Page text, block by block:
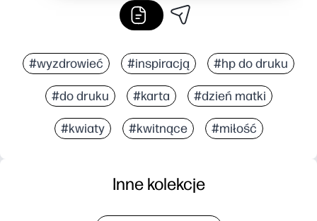
#wyzdrowieć #inspiracją #hp do druku
#do druku #karta #dzień matki
#kwiaty #kwitnące #miłość
Inne kolekcje